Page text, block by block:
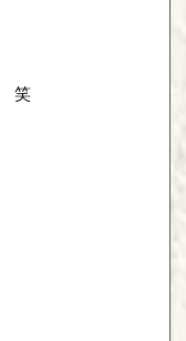
笑